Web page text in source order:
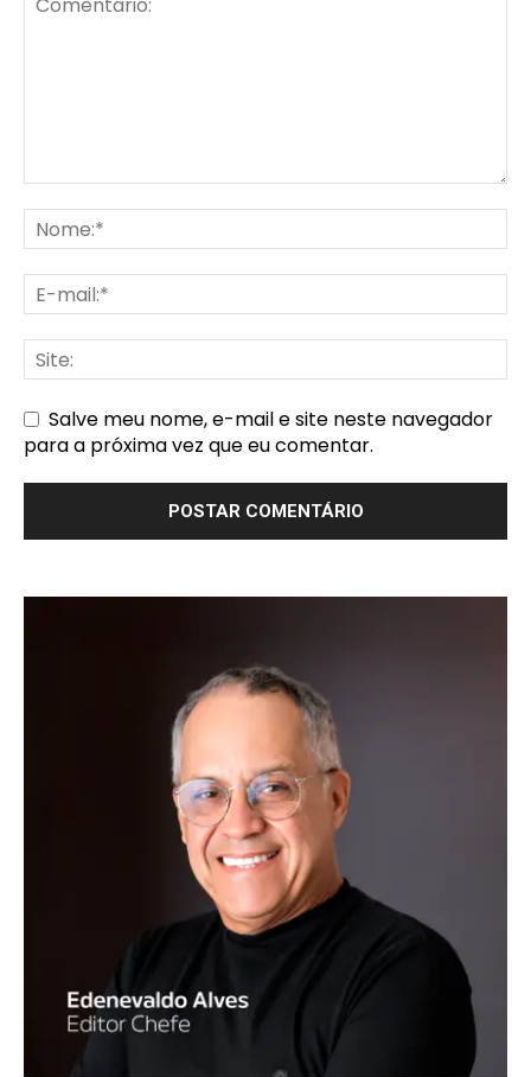
Salve meu nome, e-mail e site neste navegador
para a próxima vez que eu comentar.